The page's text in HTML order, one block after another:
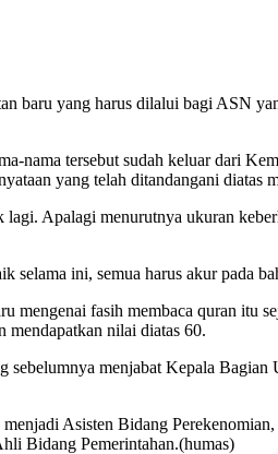
baru yang harus dilalui bagi ASN
nama tersebut sudah keluar dari
yang telah ditandangani diatas
Apalagi menurutnya ukuran
ini, semua harus akur pada
mengenai fasih membaca quran itu
mendapatkan nilai diatas 60.
menjabat Kepala
Asisten Bidang
Bidang Pemerintahan.(humas)